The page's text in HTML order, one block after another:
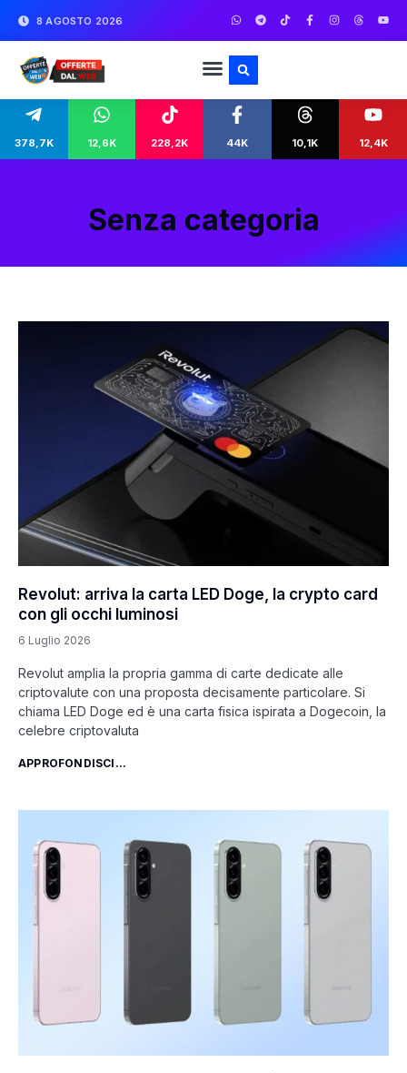
8 AGOSTO 2026
378,7K 12,6K 228,2K 44K 10,1K 12,4K
Senza categoria
Revolut: arriva la carta LED Doge, la crypto card
con gli occhi luminosi
6 Luglio 2026
Revolut amplia la propria gamma di carte dedicate alle
criptovalute con una proposta decisamente particolare. Si
chiama LED Doge ed è una carta fisica ispirata a Dogecoin, la
celebre criptovaluta
APPROFONDISCI...